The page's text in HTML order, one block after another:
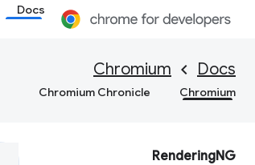
Docs
Docs
Chromium
Chromium
Chromium Chronicle
RenderingNG